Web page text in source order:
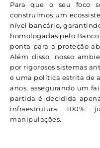
Para que o seu foco
construímos um
nível bancário,
homologadas pelo
ponta para a proteção
Além disso, nosso
por rigorosos sistemas
e uma política estrita de
anos, assegurando um
partida é decidida
infraestrutura
manipulações.